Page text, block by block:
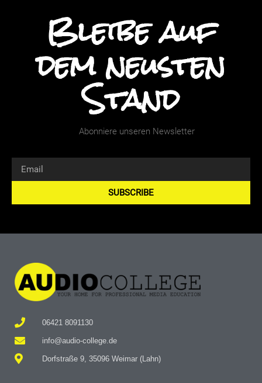
Bleibe auf
dem neusten
Stand
Abonniere unseren Newsletter
SUBSCRIBE
06421 8091130
info@audio-college.de
Dorfstraße 9, 35096 Weimar (Lahn)